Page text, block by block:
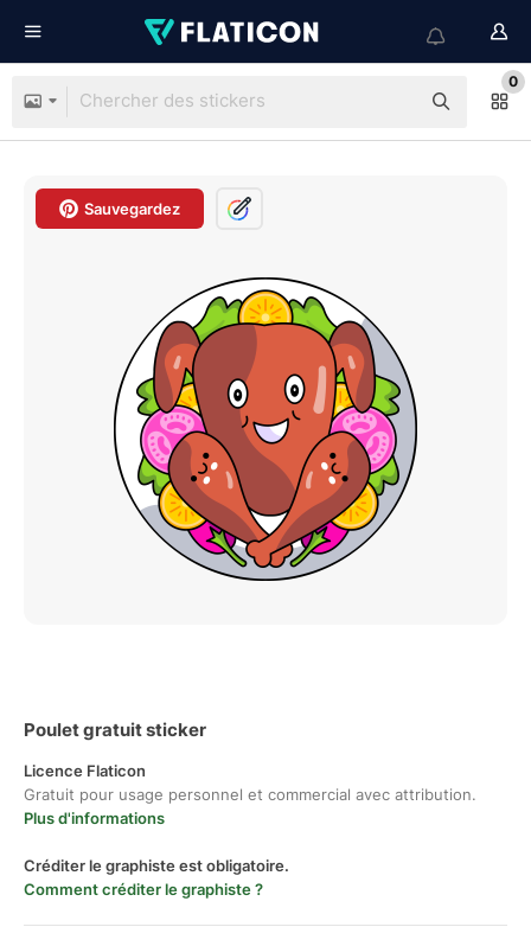
0
Sauvegardez
Poulet gratuit sticker
Licence Flaticon
Gratuit pour usage personnel et commercial avec attribution.
Plus d'informations
Créditer le graphiste est obligatoire.
Comment créditer le graphiste ?